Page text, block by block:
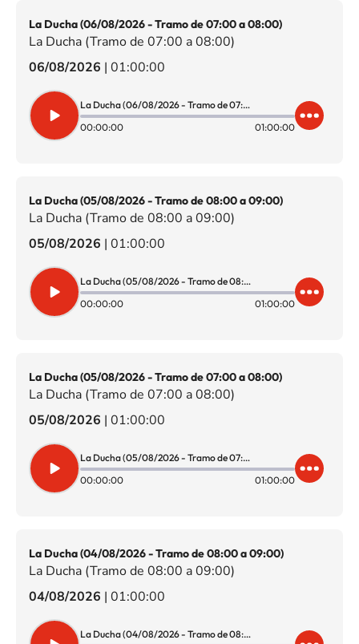
La Ducha (06/08/2026 - Tramo de 07:00 a 08:00)
La Ducha (Tramo de 07:00 a 08:00)
06/08/2026 | 01:00:00
La Ducha (06/08/2026 - Tramo de 07:00 a 08:00)
00:00:00
01:00:00
La Ducha (05/08/2026 - Tramo de 08:00 a 09:00)
La Ducha (Tramo de 08:00 a 09:00)
05/08/2026 | 01:00:00
La Ducha (05/08/2026 - Tramo de 08:00 a 09:00)
00:00:00
01:00:00
La Ducha (05/08/2026 - Tramo de 07:00 a 08:00)
La Ducha (Tramo de 07:00 a 08:00)
05/08/2026 | 01:00:00
La Ducha (05/08/2026 - Tramo de 07:00 a 08:00)
00:00:00
01:00:00
La Ducha (04/08/2026 - Tramo de 08:00 a 09:00)
La Ducha (Tramo de 08:00 a 09:00)
04/08/2026 | 01:00:00
La Ducha (04/08/2026 - Tramo de 08:00 a 09:00)